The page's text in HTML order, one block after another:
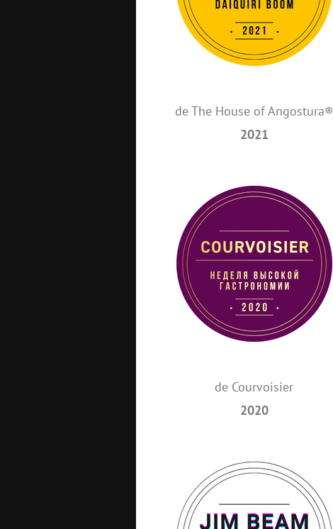
de The House of Angostura®
2021
de Courvoisier
2020